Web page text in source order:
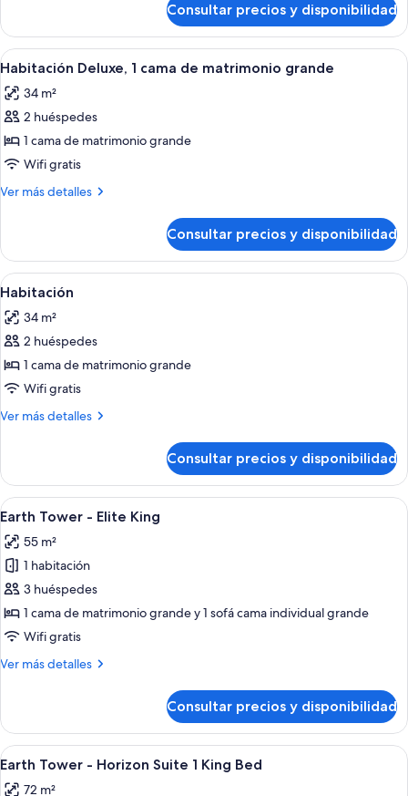
2
Queen
Beds
Accessible
Tower-
Deluxe
Room
Queen
Beds
Consultar precios y disponibilidad
Abrir
todas
las
fotos
de
Habitación
Deluxe,
de
matrimonio
grande
Habitación de hotel con cama,
3
Habitación Deluxe, 1 cama de matrimonio grande
34 m²
2 huéspedes
1 cama de matrimonio grande
Wifi gratis
Ver más detalles
Más
Deluxe,
cama
matrimonio
grande
Consultar precios y disponibilidad
Abrir
todas
las
fotos
de
Habitación
Una habitación de hotel con una
2
Habitación
34 m²
2 huéspedes
1 cama de matrimonio grande
Wifi gratis
Ver más detalles
Más
Consultar precios y disponibilidad
Abrir
todas
las
fotos
de
Earth
Tower
Elite
Una habitación de hotel con una
3
Earth Tower - Elite King
55 m²
1 habitación
3 huéspedes
1 cama de matrimonio grande y 1 sofá cama individual grande
Wifi gratis
Ver más detalles
Más
Tower
Elite
Consultar precios y disponibilidad
Abrir
todas
Una habitación de hotel moderna
4
Earth Tower - Horizon Suite 1 King Bed
72 m²